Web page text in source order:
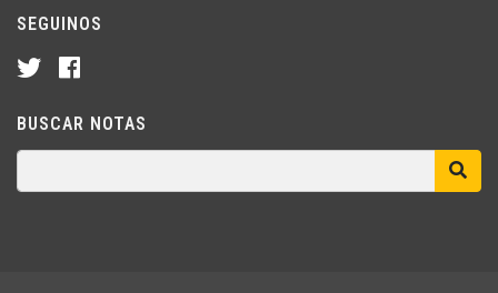
SEGUINOS
BUSCAR NOTAS